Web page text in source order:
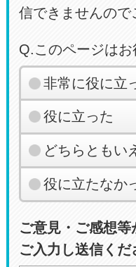
信できませんので
Q.このページは
非常に役に立
役に立った
どちらともい
役に立たなか
ご意見・ご感想
ご入力し送信くだ